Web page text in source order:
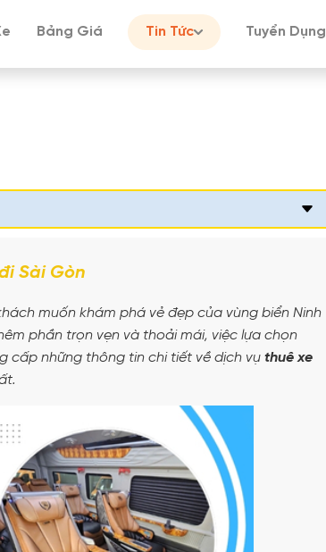
Bảng Giá Tin Tức Tuyển Dụng
Sài Gòn
muốn khám phá vẻ đẹp của vùng biển Ninh
phần trọn vẹn và thoải mái, việc lựa chọn
cấp những thông tin chi tiết về dịch vụ thuê xe